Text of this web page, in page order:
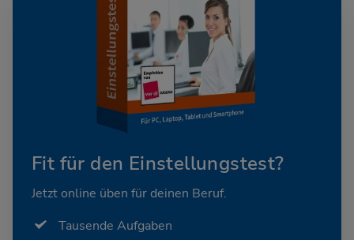
Fit für den Einstellungstest?
Jetzt online üben für deinen Beruf.
Tausende Aufgaben